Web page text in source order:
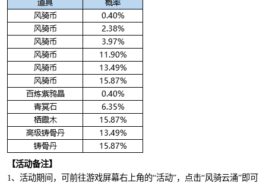
【活动备注】
1、活动期间，可前往游戏屏幕右上角的“活动”，点击“风骑云涌”即可